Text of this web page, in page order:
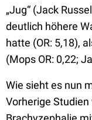
„Jug“ (Jack
deutlich höhere
hatte (OR: 5,18),
(Mops OR: 0,22;
Wie sieht es nun
Vorherige